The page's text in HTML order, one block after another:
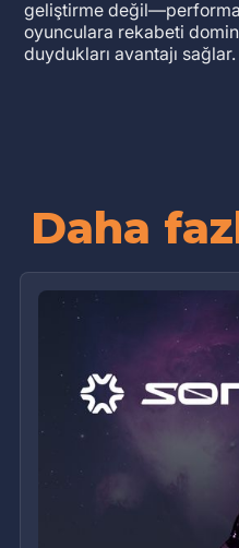
geliştirme
oyunculara rekabeti
duydukları avantajı
Daha